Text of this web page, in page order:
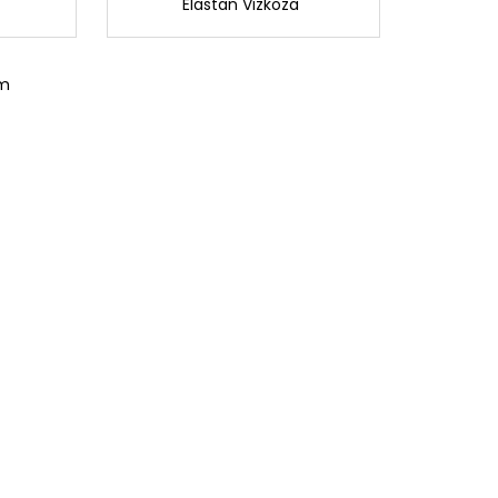
Elastan Vizkoza